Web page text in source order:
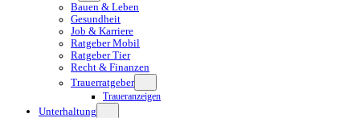
Bauen & Leben
Gesundheit
Job & Karriere
Ratgeber Mobil
Ratgeber Tier
Recht & Finanzen
Trauerratgeber
Traueranzeigen
Unterhaltung